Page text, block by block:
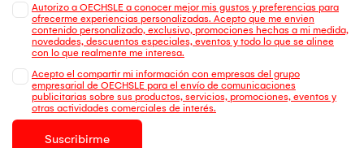
Autorizo a OECHSLE a conocer mejor mis gustos y preferencias para
ofrecerme experiencias personalizadas. Acepto que me envien
contenido personalizado, exclusivo, promociones hechas a mi medida,
novedades, descuentos especiales, eventos y todo lo que se alinee
con lo que realmente me interesa.
Acepto el compartir mi información con empresas del grupo
empresarial de OECHSLE para el envío de comunicaciones
publicitarias sobre sus productos, servicios, promociones, eventos y
otras actividades comerciales de interés.
Suscribirme